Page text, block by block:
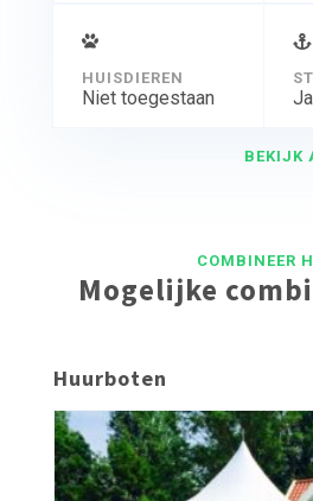
HUISDIEREN
Niet toegestaan Ja
BEKIJK
COMBINEER
Mogelijke
Huurboten